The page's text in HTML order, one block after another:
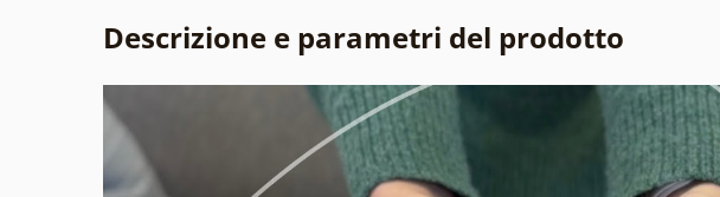
Descrizione e parametri del prodotto